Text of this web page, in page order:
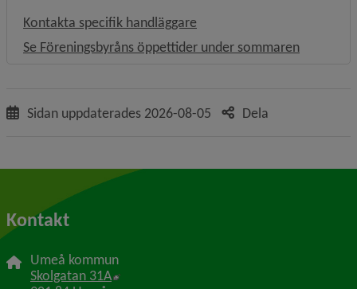
Kontakta specifik handläggare
Se Föreningsbyråns öppettider under sommaren
Sidan uppdaterades 2026-08-05 Dela
Kontakt
Umeå kommun
Skolgatan 31A Länk till annan webbplats, öppnas i nytt